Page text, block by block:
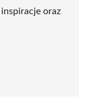
oraz